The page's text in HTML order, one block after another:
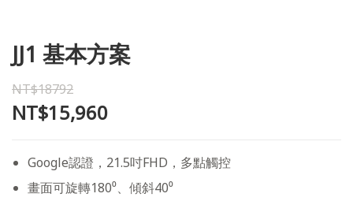
JJ1 基本方案
NT$18792
NT$15,960
Google認證，21.5吋FHD，多點觸控
畫面可旋轉180⁰、傾斜40⁰